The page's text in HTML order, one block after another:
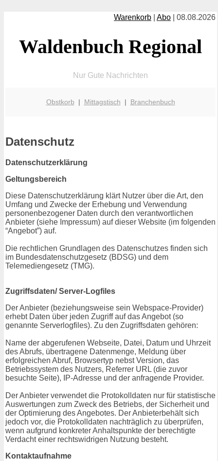
Warenkorb Abo | 08.08.2026
Waldenbuch Regional
Nur Gute Nachrichten
Obstkorb | Mittagstisch | Branchenbuch
Datenschutz
Datenschutzerklärung
Geltungsbereich
Diese Datenschutzerklärung klärt Nutzer über die Art, den
Umfang und Zwecke der Erhebung und Verwendung
personenbezogener Daten durch den verantwortlichen
Anbieter (siehe Impressum) auf dieser Website (im folgenden
“Angebot”) auf.
Die rechtlichen Grundlagen des Datenschutzes finden sich
im Bundesdatenschutzgesetz (BDSG) und dem
Telemediengesetz (TMG).
Zugriffsdaten/ Server-Logfiles
Der Anbieter (beziehungsweise sein Webspace-Provider)
erhebt Daten über jeden Zugriff auf das Angebot (so
genannte Serverlogfiles). Zu den Zugriffsdaten gehören:
Name der abgerufenen Webseite, Datei, Datum und Uhrzeit
des Abrufs, übertragene Datenmenge, Meldung über
erfolgreichen Abruf, Browsertyp nebst Version, das
Betriebssystem des Nutzers, Referrer URL (die zuvor
besuchte Seite), IP-Adresse und der anfragende Provider.
Der Anbieter verwendet die Protokolldaten nur für statistische
Auswertungen zum Zweck des Betriebs, der Sicherheit und
der Optimierung des Angebotes. Der Anbieterbehält sich
jedoch vor, die Protokolldaten nachträglich zu überprüfen,
wenn aufgrund konkreter Anhaltspunkte der berechtigte
Verdacht einer rechtswidrigen Nutzung besteht.
Kontaktaufnahme